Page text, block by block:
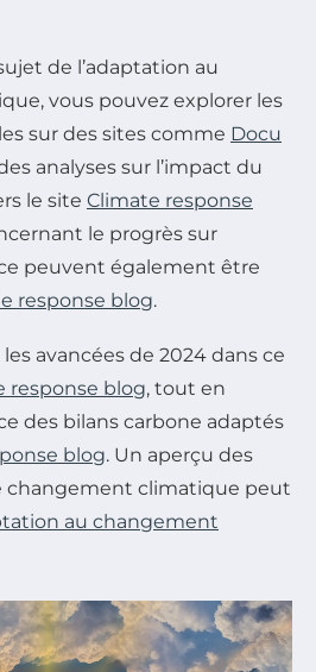
de l’adaptation au
vous pouvez explorer les
sur des sites comme Docu
analyses sur l’impact du
le site Climate response
le progrès sur
peuvent également être
response blog.
avancées de 2024 dans ce
response blog, tout en
des bilans carbone adaptés
blog. Un aperçu des
changement climatique peut
au changement